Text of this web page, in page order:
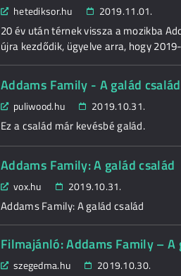
hetediksor.hu 2019.11.01.
20 év után térnek vissza a mozikba
újra kezdődik, ügyelve arra, hogy
Addams Family - A galád
puliwood.hu 2019.10.31.
Ez a család már kevésbé galád.
Addams Family: A galád család
vox.hu 2019.10.31.
Addams Family: A galád család
Filmajánló: Addams Family – A
szegedma.hu 2019.10.30.